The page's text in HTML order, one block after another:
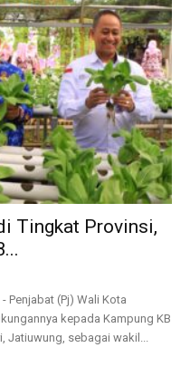
Tingkat Provinsi,
Penjabat (Pj) Wali Kota
kepada Kampung KB
Jatiuwung, sebagai wakil...